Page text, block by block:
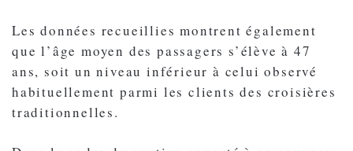
Les données recueillies montrent également
que l’âge moyen des passagers s’élève à 47
ans, soit un niveau inférieur à celui observé
habituellement parmi les clients des croisières
traditionnelles.